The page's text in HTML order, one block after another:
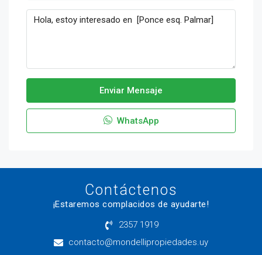
Enviar Mensaje
WhatsApp
Contáctenos
¡Estaremos complacidos de ayudarte!
2357 1919
contacto@mondellipropiedades.uy